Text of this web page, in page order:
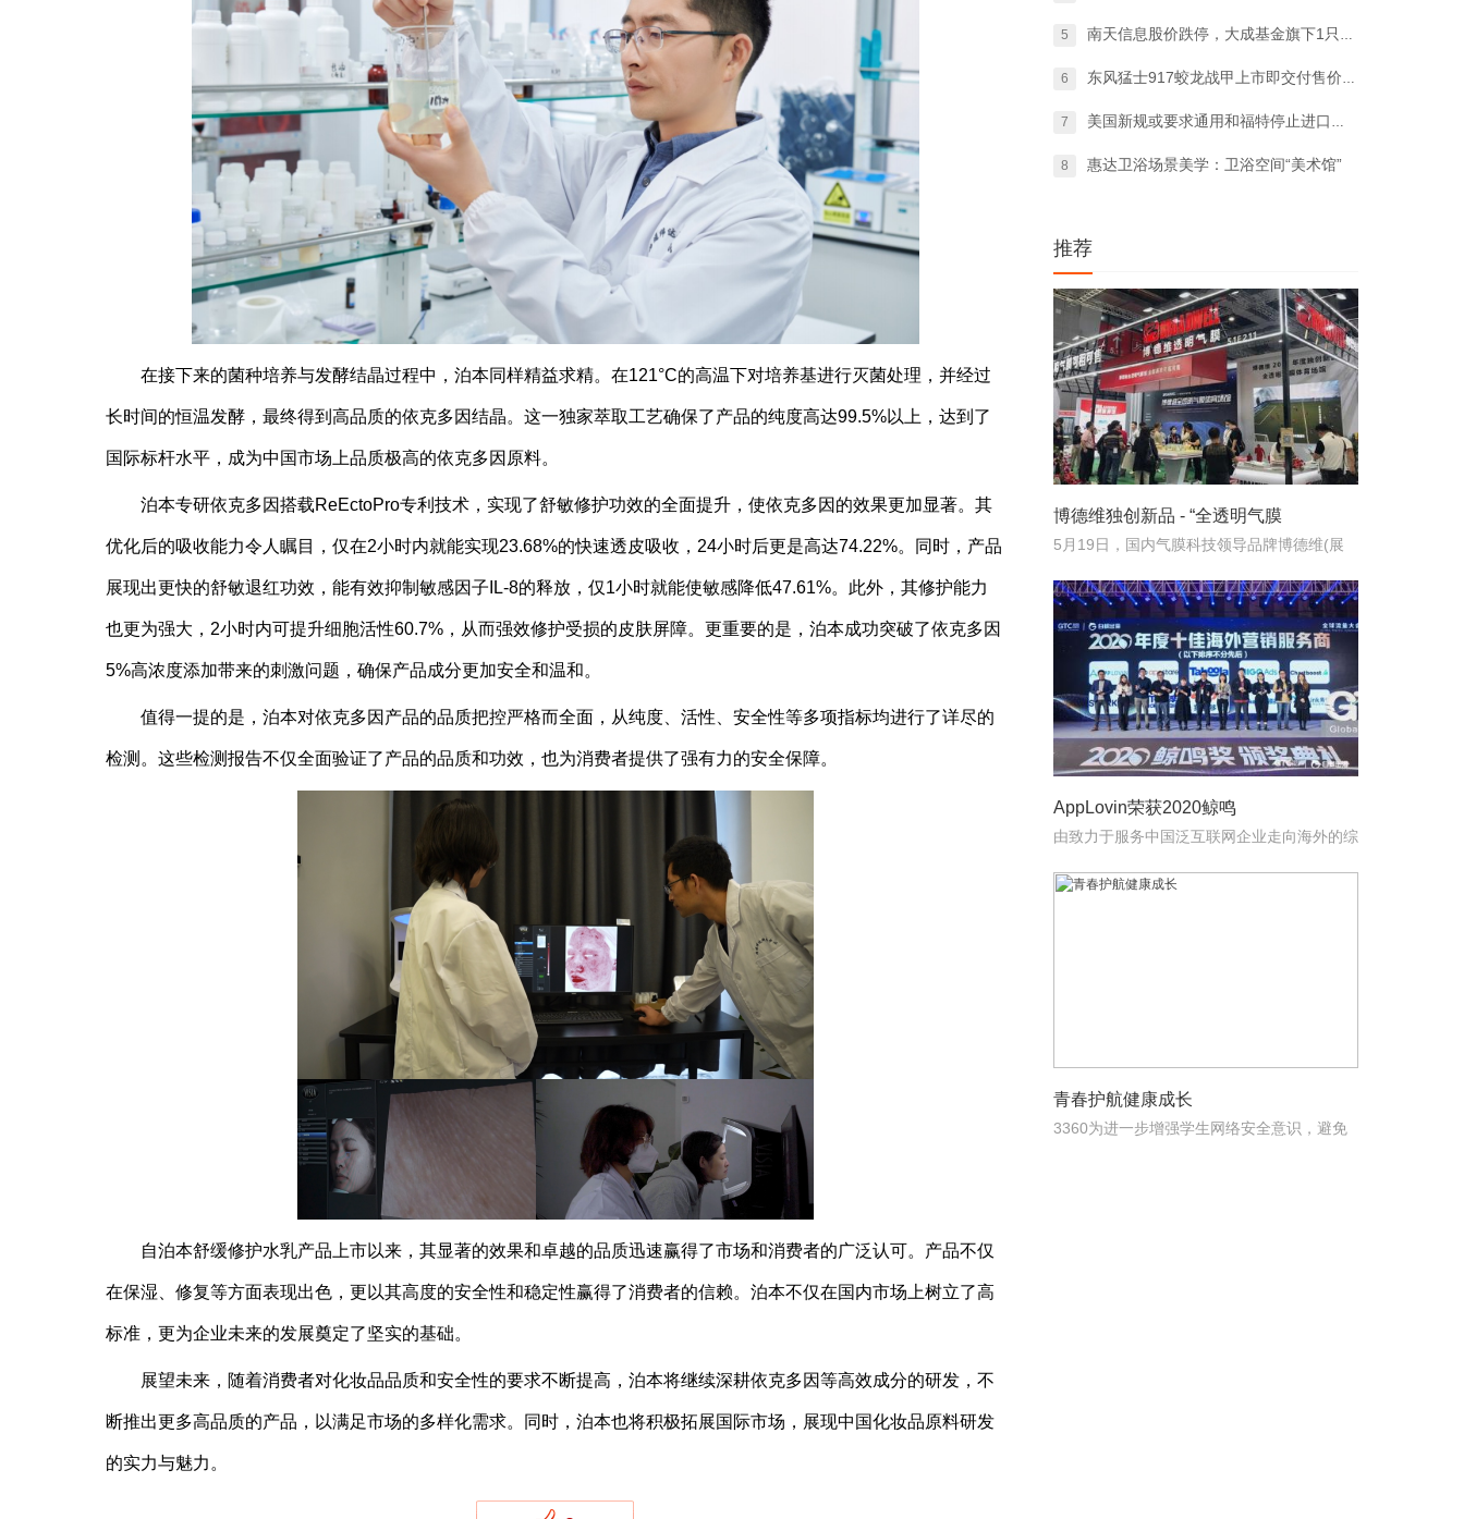
在接下来的菌种培养与发酵结晶过程中，泊本同样精益求精。在121°C的高温下对培养基进行灭菌处理，并经过
长时间的恒温发酵，最终得到高品质的依克多因结晶。这一独家萃取工艺确保了产品的纯度高达99.5%以上，达到了
国际标杆水平，成为中国市场上品质极高的依克多因原料。
泊本专研依克多因搭载ReEctoPro专利技术，实现了舒敏修护功效的全面提升，使依克多因的效果更加显著。其
优化后的吸收能力令人瞩目，仅在2小时内就能实现23.68%的快速透皮吸收，24小时后更是高达74.22%。同时，产品
展现出更快的舒敏退红功效，能有效抑制敏感因子IL-8的释放，仅1小时就能使敏感降低47.61%。此外，其修护能力
也更为强大，2小时内可提升细胞活性60.7%，从而强效修护受损的皮肤屏障。更重要的是，泊本成功突破了依克多因
5%高浓度添加带来的刺激问题，确保产品成分更加安全和温和。
值得一提的是，泊本对依克多因产品的品质把控严格而全面，从纯度、活性、安全性等多项指标均进行了详尽的
检测。这些检测报告不仅全面验证了产品的品质和功效，也为消费者提供了强有力的安全保障。
自泊本舒缓修护水乳产品上市以来，其显著的效果和卓越的品质迅速赢得了市场和消费者的广泛认可。产品不仅
在保湿、修复等方面表现出色，更以其高度的安全性和稳定性赢得了消费者的信赖。泊本不仅在国内市场上树立了高
标准，更为企业未来的发展奠定了坚实的基础。
展望未来，随着消费者对化妆品品质和安全性的要求不断提高，泊本将继续深耕依克多因等高效成分的研发，不
断推出更多高品质的产品，以满足市场的多样化需求。同时，泊本也将积极拓展国际市场，展现中国化妆品原料研发
的实力与魅力。
5 南天信息股价跌停，大成基金旗下1只基金位
6 东风猛士917蛟龙战甲上市即交付售价76
7 美国新规或要求通用和福特停止进口中国产汽
8 惠达卫浴场景美学：卫浴空间“美术馆”
推荐
博德维独创新品 - “全透明气膜
5月19日，国内气膜科技领导品牌博德维(展
AppLovin荣获2020鲸鸣
由致力于服务中国泛互联网企业走向海外的综
青春护航健康成长
3360为进一步增强学生网络安全意识，避免